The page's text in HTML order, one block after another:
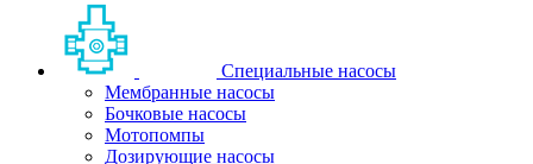
Специальные насосы
Мембранные насосы
Бочковые насосы
Мотопомпы
Дозирующие насосы